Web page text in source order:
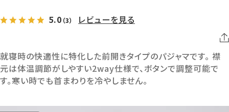
5.0 （3） レビューを見る
就寝時の快適性に特化した前開きタイプのパジャマです。 襟
元は体温調節がしやすい2way仕様で、ボタンで調整可能で
す。寒い時でも首まわりを冷やしません。